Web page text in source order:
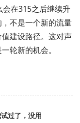
会在315之后继续升
不是一个新的流量
建设路径。这对声
轮新的机会。
过了，没用